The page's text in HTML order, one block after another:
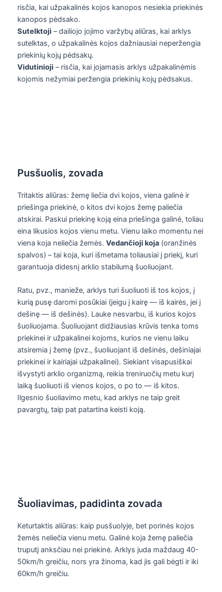
risčia, kai užpakalinės kojos kanopos nesiekia priekinės
kanopos pėdsako.
Sutelktoji – dailiojo jojimo varžybų aliūras, kai arklys
sutelktas, o užpakalinės kojos dažniausiai neperžengia
priekinių kojų pėdsakų.
Vidutinioji – risčia, kai jojamasis arklys užpakalinėmis
kojomis nežymiai peržengia priekinių kojų pėdsakus.
Pusšuolis, zovada
Tritaktis aliūras: žemę liečia dvi kojos, viena galinė ir
priešinga priekinė, o kitos dvi kojos žemę paliečia
atskirai. Paskui priekinę koją eina priešinga galinė, toliau
eina likusios kojos vienu metu. Vienu laiko momentu nei
viena koja neliečia žemės. Vedančioji koja (oranžinės
spalvos) – tai koja, kuri išmetama toliausiai į priekį, kuri
garantuoja didesnį arklio stabilumą šuoliuojant.
Ratu, pvz., manieže, arklys turi šuoliuoti iš tos kojos, į
kurią pusę daromi posūkiai (jeigu į kairę — iš kairės, jei į
dešinę — iš dešinės). Lauke nesvarbu, iš kurios kojos
šuoliuojama. Šuoliuojant didžiausias krūvis tenka toms
priekinei ir užpakalinei kojoms, kurios ne vienu laiku
atsiremia į žemę (pvz., šuoliuojant iš dešinės, dešiniajai
priekinei ir kairiajai užpakalinei). Siekiant visapusiškai
išvystyti arklio organizmą, reikia treniruočių metu kurį
laiką šuoliuoti iš vienos kojos, o po to — iš kitos.
Ilgesnio šuoliavimo metu, kad arklys ne taip greit
pavargtų, taip pat patartina keisti koją.
Šuoliavimas, padidinta zovada
Keturtaktis aliūras: kaip pusšuolyje, bet porinės kojos
žemės neliečia vienu metu. Galinė koja žemę paliečia
truputį anksčiau nei priekinė. Arklys juda maždaug 40-
50km/h greičiu, nors yra žinoma, kad jis gali bėgti ir iki
60km/h greičiu.